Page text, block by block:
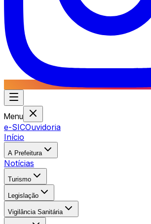
Menu
e-SICOuvidoria
Início
A Prefeitura
Notícias
Turismo
Legislação
Vigilância Sanitária